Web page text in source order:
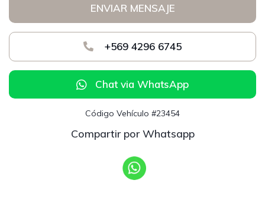
ENVIAR MENSAJE
+569 4296 6745
Chat via WhatsApp
Código Vehículo #23454
Compartir por Whatsapp